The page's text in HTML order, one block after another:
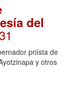
del
priísta de
y otros